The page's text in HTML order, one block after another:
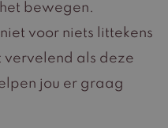
bewegen.
voor niets littekens
vervelend als deze
jou er graag